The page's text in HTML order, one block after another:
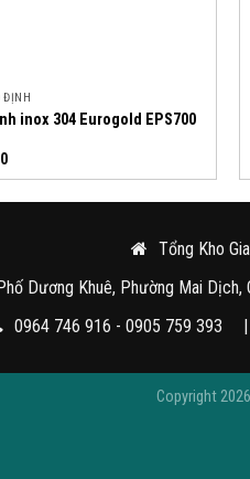
ĐỊNH
inox 304 Eurogold EPS700
Tổng Kho
Dương Khuê, Phường Mai Dịch,
0964 746 916 - 0905 759 393
|
Copyright